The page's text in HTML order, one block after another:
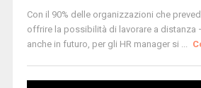
Con il 90% delle organizzazioni che
offrire la possibilità di lavorare a distanza
anche in futuro, per gli HR manager si ...